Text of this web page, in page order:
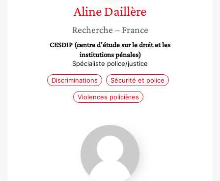
AlineDaillère
Recherche – France
CESDIP (centre d’étude sur le droit et les
institutions pénales)
Spécialiste police/justice
Discriminations Sécurité et police
Violences policières
Manon
Lefebvre